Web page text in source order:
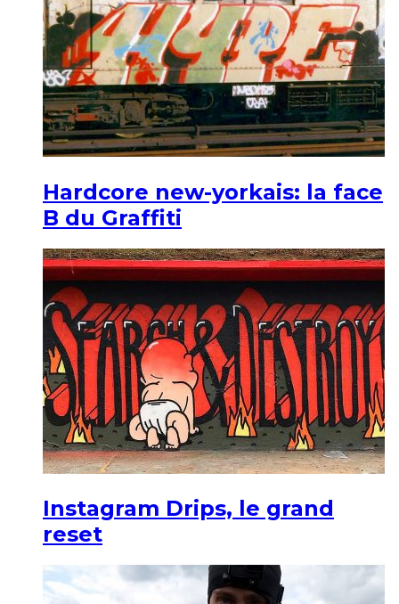
Hardcore new-yorkais: la face
B du Graffiti
Instagram Drips, le grand
reset